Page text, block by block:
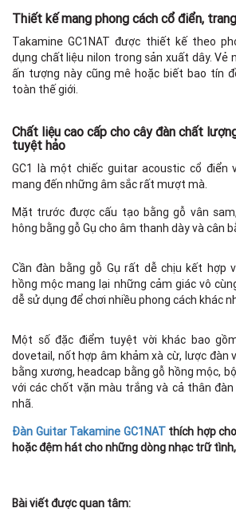
Thiết kế mang phong cách cổ điển,
Takamine GC1NAT được thiết kế theo
dụng chất liệu nilon trong sản xuất dây. Vẻ
ấn tượng này cũng mê hoặc biết bao tín
toàn thế giới.
Chất liệu cao cấp cho cây đàn chất
tuyệt hảo
GC1 là một chiếc guitar acoustic cổ điển
mang đến những âm sắc rất mượt mà.
Mặt trước được cấu tạo bằng gỗ vân
hông bằng gỗ Gụ cho âm thanh dày và cân
Cần đàn bằng gỗ Gụ rất dễ chịu kết hợp
hồng mộc mang lại những cảm giác vô
dễ sử dụng để chơi nhiều phong cách khác
Một số đặc điểm tuyệt vời khác bao
dovetail, nốt hợp âm khảm xà cừ, lược đàn
bằng xương, headcap bằng gỗ hồng mộc,
với các chốt vặn màu trắng và cả thân
nhã.
Đàn Guitar Takamine GC1NATthích hợp
hoặc đệm hát cho những dòng nhạc trữ
Bài viết được quan tâm: